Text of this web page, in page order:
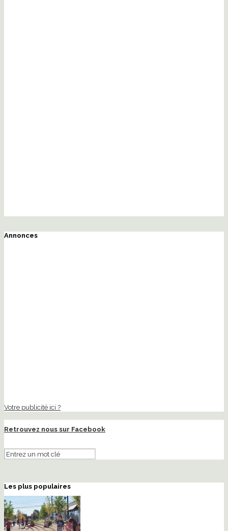
Annonces
Votre publicité ici ?
Retrouvez nous sur Facebook
Les plus populaires